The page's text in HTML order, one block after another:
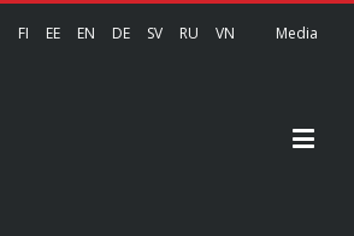
FI EE EN DE SV RU VN Media